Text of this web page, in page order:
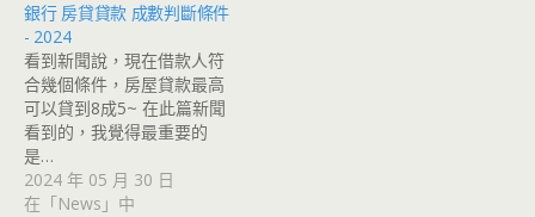
銀行 房貸貸款 成數判斷條件
- 2024
看到新聞說，現在借款人符
合幾個條件，房屋貸款最高
可以貸到8成5~ 在此篇新聞
看到的，我覺得最重要的
是…
2024 年 05 月 30 日
在「News」中